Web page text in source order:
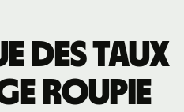
des taux
roupie